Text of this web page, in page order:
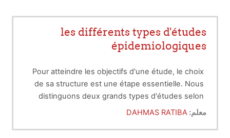
les différents types d'études
épidemiologiques
Pour atteindre les objectifs d'une étude, le choix
de sa structure est une étape essentielle. Nous
distinguons deux grands types d'études selon
qu'il s'agit d'une étude expérimentale ou non.
L'épidemiologie est une branche de la médecine,
essentiels ainsi ceux de la statistique.
معلم: DAHMAS RATIBA